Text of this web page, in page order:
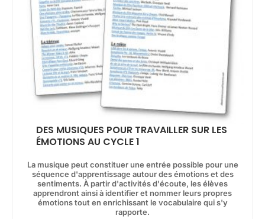
DES MUSIQUES POUR TRAVAILLER SUR LES
ÉMOTIONS AU CYCLE 1
La musique peut constituer une entrée possible pour une
séquence d'apprentissage autour des émotions et des
sentiments. À partir d'activités d'écoute, les élèves
apprendront ainsi à identifier et nommer leurs propres
émotions tout en enrichissant le vocabulaire qui s'y
rapporte.